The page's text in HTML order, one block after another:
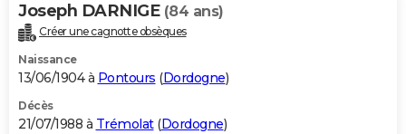
Joseph DARNIGE (84 ans)
Créer une cagnotte obsèques
Naissance
13/06/1904 à Pontours (Dordogne)
Décès
21/07/1988 à Trémolat(Dordogne)